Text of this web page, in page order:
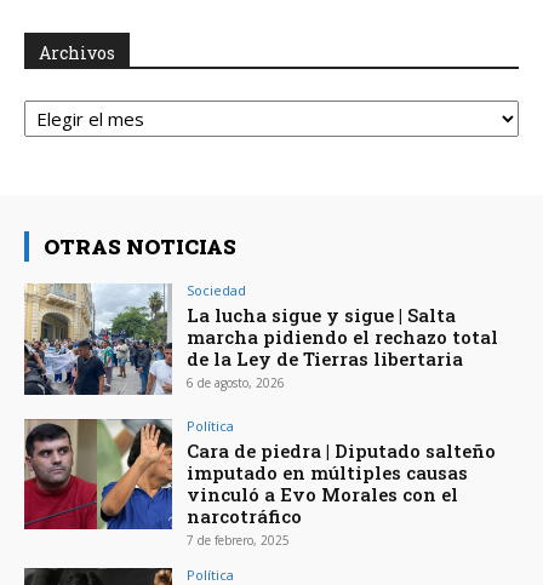
Archivos
Archivos
OTRAS NOTICIAS
Sociedad
La lucha sigue y sigue | Salta
marcha pidiendo el rechazo total
de la Ley de Tierras libertaria
6 de agosto, 2026
Política
Cara de piedra | Diputado salteño
imputado en múltiples causas
vinculó a Evo Morales con el
narcotráfico
7 de febrero, 2025
Política